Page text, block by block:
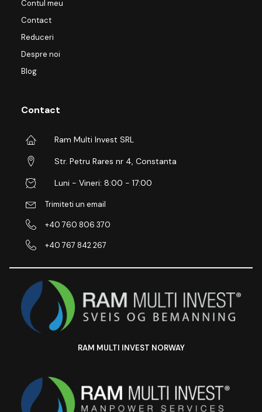
Contul meu
Contact
Reduceri
Despre noi
Blog
Contact
Ram Multi Invest SRL
Str. Petru Rares nr 4, Constanta
Luni - Vineri: 8:00 - 17:00
Trimiteti un email
+40 760 806 370
+40 767 842 267
RAM MULTI INVEST NORWAY